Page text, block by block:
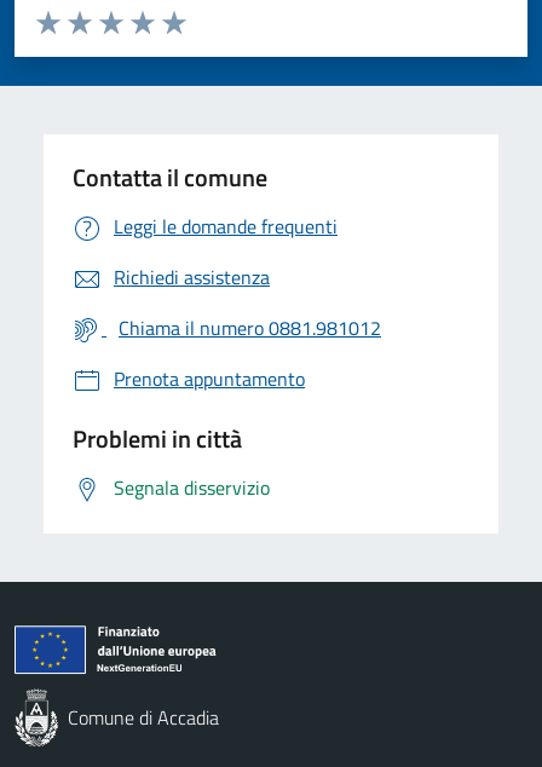
Valuta da 1 a 5 stelle la pagina
Valuta 5 stelle su 5
Valuta 4 stelle su 5
Valuta 3 stelle su 5
Valuta 2 stelle su 5
Valuta 1 stelle su 5
Contatta il comune
Leggi le domande frequenti
Richiedi assistenza
Chiama il numero 0881.981012
Prenota appuntamento
Problemi in città
Segnala disservizio
Comune di Accadia